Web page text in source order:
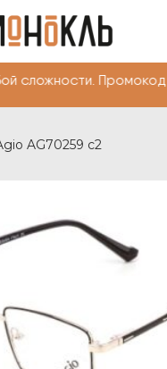
AG70259 c2